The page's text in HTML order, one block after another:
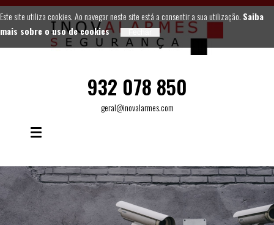
932 078 850
geral@inovalarmes.com
Este site utiliza cookies. Ao navegar neste site está a consentir a sua utilização. Saiba
mais sobre o uso de cookies